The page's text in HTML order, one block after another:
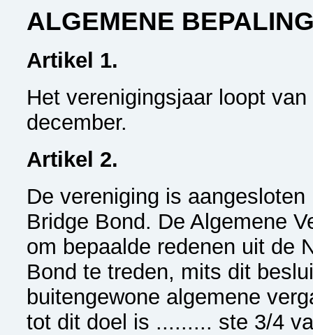
ALGEMENE
Artikel 1.
Het verenigingsjaar loopt
december.
Artikel 2.
De vereniging is
Bridge Bond. De Algemene
om bepaalde redenen uit de
Bond te treden, mits dit
buitengewone algemene
tot dit doel is ......... ste 3/4